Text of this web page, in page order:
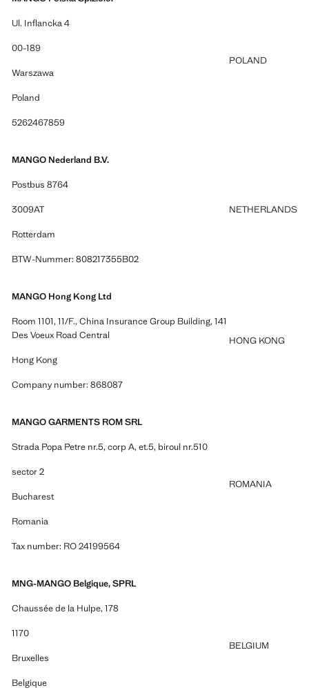
Ul. Inflancka 4
00-189
Warszawa
Poland
5262467859
POLAND
MANGO Nederland B.V.
Postbus 8764
3009AT
Rotterdam
BTW-Nummer: 808217355B02
NETHERLANDS
MANGO Hong Kong Ltd
Room 1101, 11/F., China Insurance Group Building, 141
Des Voeux Road Central
Hong Kong
Company number: 868087
HONG KONG
MANGO GARMENTS ROM SRL
Strada Popa Petre nr.5, corp A, et.5, biroul nr.510
sector 2
Bucharest
Romania
Tax number: RO 24199564
ROMANIA
MNG-MANGO Belgique, SPRL
Chaussée de la Hulpe, 178
1170
Bruxelles
Belgique
BELGIUM